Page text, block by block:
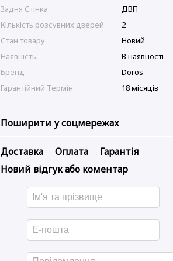
Задня Стінка
ДВП
Кількість розсувних дверей
2
Стан товару
Новий
Наявність
В наявності
Бренд
Doros
Гарантійний Термін
18 місяців
Поширити у соцмережах
Доставка Оплата
Гарантія
Новий відгук або коментар